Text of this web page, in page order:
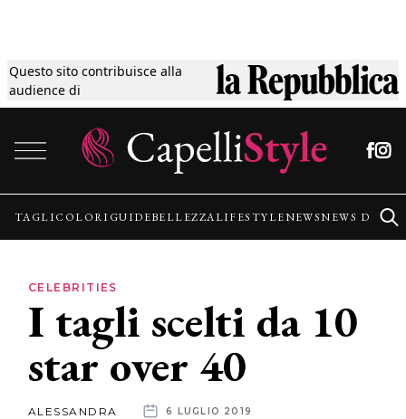
Questo sito contribuisce alla
audience di
Tagli
Colori
Guide
Lifestyle
News
TAGLICOLORI GUIDEBELLEZZALIFESTYLENEWSNEWS
CELEBRITIES
I tagli scelti da 10
star over 40
ALESSANDRA 6 LUGLIO 2019